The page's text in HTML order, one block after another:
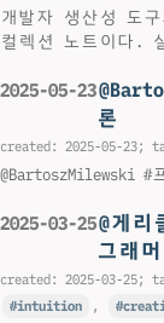
개발자 생산성 도
컬렉션 노트이다.
2025-05-23
론
created: 2025-05-23;
@BartoszMilewski
2025-03-25@게
그래
created: 2025-03-25;
intuition
,